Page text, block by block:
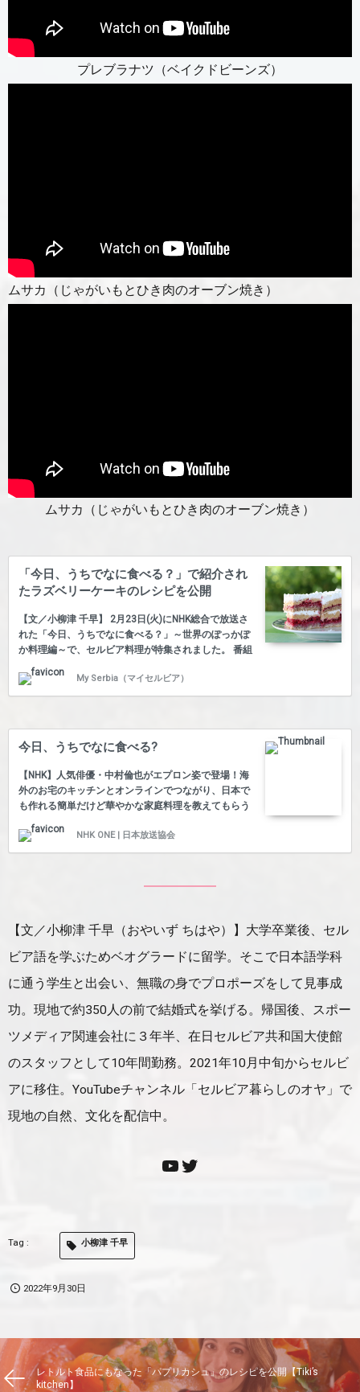
プレブラナツ（ベイクドビーンズ）
ムサカ（じゃがいもとひき肉のオーブン焼き）
ムサカ（じゃがいもとひき肉のオーブン焼き）
「今日、うちでなに食べる？」で紹介され
たラズベリーケーキのレシピを公開
【文／小柳津 千早】 2月23日(火)にNHK総合で放送さ
れた「今日、うちでなに食べる？」～世界のぽっかぽ
か料理編～で、セルビア料理が特集されました。 番組
では俳優の中村倫也さんが、豚肉のピリ辛パプリカ煮
「ムチュカリッツァ」作りに挑戦。この料理は各家庭
でレシピが異なり、Tiki’s kitchenでご紹介したムチュ
うでした。 パプリカのペースト「アイバル」も紹介さ
れました。セルビア人が大好きな国民食のひとつで、
パンに塗ったり、肉につけたりして食べます。日本人
好みの味で一度食べたらやみつきになります。セルビ
アは秋になるとパプリカのシーズンが始まりま…
My Serbia（マイセルビア）
今日、うちでなに食べる?
【NHK】人気俳優・中村倫也がエプロン姿で登場！海
外のお宅のキッチンとオンラインでつながり、日本で
も作れる簡単だけど華やかな家庭料理を教えてもらう
「今日、うちでなに食べる？」第4弾。 今回のテーマ
は「世界の魚料理」。エイを使ったポルトガルの煮込
み料理「ライア・デ・ピテウ」に挑戦する！料理が好
な料理が完成するのか？さらに中村は、ポルトガル料
ことも教えてもらう。知らず知らずに世界の歴史や国
際情勢を知ることのできる新感覚料理番組、それが
「今日、うちでなに食べる？」だ！ 番組の見どころは
もう一つ！海外の出演者の声は木村昴ら豪華声優たち
が生で吹き替え。時に飛び出す、茶目っ気たっぷりな
アドリブに、中村倫也もタジタジ！？
NHK ONE | 日本放送協会
【文／小柳津 千早（おやいず ちはや）】大学卒業後、セル
ビア語を学ぶためベオグラードに留学。そこで日本語学科
に通う学生と出会い、無職の身でプロポーズをして見事成
功。現地で約350人の前で結婚式を挙げる。帰国後、スポー
ツメディア関連会社に３年半、在日セルビア共和国大使館
のスタッフとして10年間勤務。2021年10月中旬からセルビ
アに移住。YouTubeチャンネル「セルビア暮らしのオヤ」で
現地の自然、文化を配信中。
小柳津 千早
2022年9月30日
レトルト食品にもなった「パプリカシュ」のレシピを公開【Tiki’s
kitchen】